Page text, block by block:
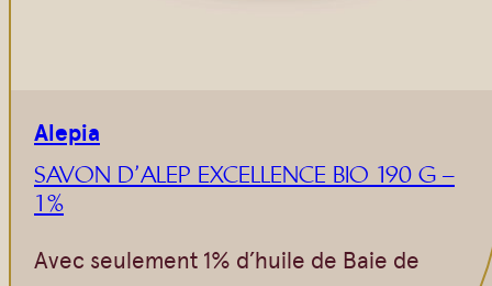
Alepia
SAVON D’ALEP EXCELLENCE BIO 190 G –
1%
Avec seulement 1% d’huile de Baie de